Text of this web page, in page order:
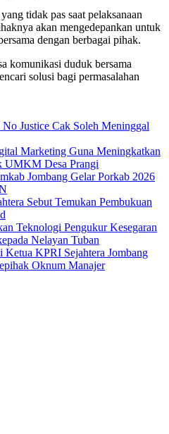
tidak pas saat pelaksanaan
akan mengedepankan untuk
dengan berbagai pihak.
komunikasi duduk bersama
solusi bagi permasalahan
Justice Cak Soleh Meninggal
Marketing Guna Meningkatkan
UMKM Desa Prangi
Jombang Gelar Porkab 2026
Sebut Temukan Pembukuan
Teknologi Pengukur Kesegaran
Nelayan Tuban
KPRI Sejahtera Jombang
Oknum Manajer